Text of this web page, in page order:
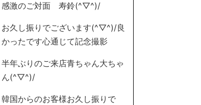
感激のご対面 寿鈴(^▽^)/
お久し振りでございます(^▽^)/良
かったです心通じて記念撮影
半年ぶりのご来店青ちゃん大ちゃ
ん(^▽^)/
韓国からのお客様お久し振りで